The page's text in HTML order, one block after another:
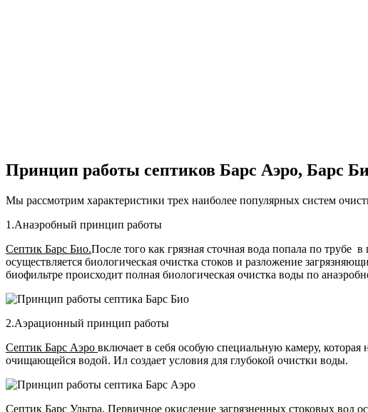
Принцип работы септиков Барс Аэро, Барс
Мы рассмотрим характеристики трех наиболее популярных систем
1.Анаэробный принцип работы
Септик Барс Био.После того как грязная сточная вода попала по трубе
осуществляется биологическая очистка стоков и разложение
биофильтре происходит полная биологическая очистка воды по
2.Аэрационный принцип работы
Септик Барс Аэро включает в себя особую специальную камеру,
очищающейся водой. Ил создает условия для глубокой очистки воды.
Септик Барс Ультра. Первичное окисление загрязненных стоковых вод